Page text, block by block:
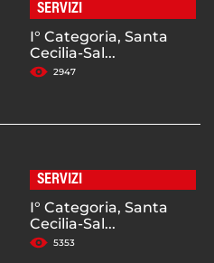
SERVIZI
I° Categoria, Santa
Cecilia-Sal...
2947
SERVIZI
I° Categoria, Santa
Cecilia-Sal...
5353